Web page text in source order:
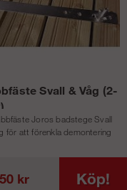
Svall & Våg (2-
Joros badstege Svall
för att förenkla demontering
kr Köp!